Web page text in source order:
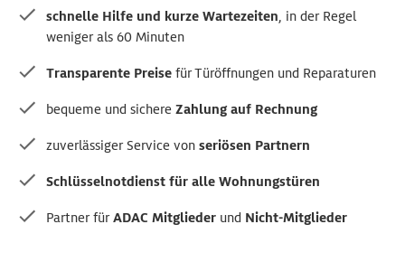
schnelle Hilfe und kurze Wartezeiten, in der Regel
weniger als 60 Minuten
Transparente Preise für Türöffnungen und Reparaturen
bequeme und sichere Zahlung auf Rechnung
zuverlässiger Service von seriösen Partnern
Schlüsselnotdienst für alle Wohnungstüren
Partner fürADAC Mitglieder und Nicht-Mitglieder